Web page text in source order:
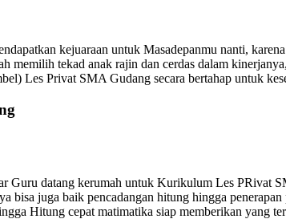
kejuaraan untuk Masadepanmu nanti,
memilih tekad anak rajin dan cerdas dalam
Les Privat SMA Gudang secara bertahap untuk
datang kerumah untuk Kurikulum Les PRivat
bisa juga baik pencadangan hitung hingga
Hitung cepat matimatika siap memberikan yang